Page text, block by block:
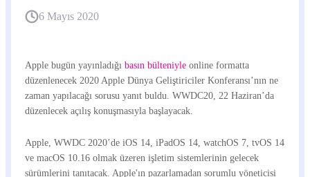
6 Mayıs 2020
Apple bugün yayınladığı basın bülteniyle online formatta
düzenlenecek 2020 Apple Dünya Geliştiriciler Konferansı’nın ne
zaman yapılacağı sorusu yanıt buldu. WWDC20, 22 Haziran’da
düzenlecek açılış konuşmasıyla başlayacak.
Apple, WWDC 2020’de iOS 14, iPadOS 14, watchOS 7, tvOS 14
ve macOS 10.16 olmak üzeren işletim sistemlerinin gelecek
sürümlerini tanıtacak. Apple'ın pazarlamadan sorumlu yöneticisi